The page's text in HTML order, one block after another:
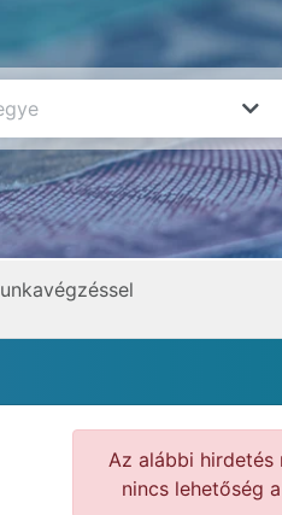
Az alábbi hirdetés
nincs lehetőség